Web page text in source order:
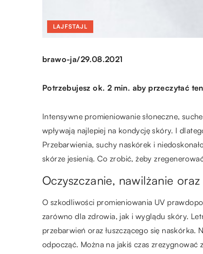
LAJFSTAJL
brawo-ja/29.08.2021
Potrzebujesz ok. 2 min. aby przeczytać
Intensywne promieniowanie słoneczne,
wpływają najlepiej na kondycję skóry. I
Przebarwienia, suchy naskórek i
skórze jesienią. Co zrobić, żeby
Oczyszczanie, nawilżanie
O szkodliwości promieniowania UV
zarówno dla zdrowia, jak i wyglądu skóry.
przebarwień oraz łuszczącego się naskórka.
odpocząć. Można na jakiś czas